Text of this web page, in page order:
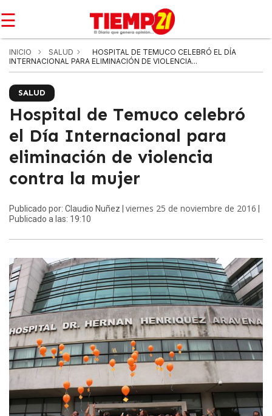
☰
INICIO SALUD
HOSPITAL DE TEMUCO CELEBRÓ EL DÍA
INTERNACIONAL PARA ELIMINACIÓN DE VIOLENCIA...
SALUD
Hospital de Temuco celebró
el Día Internacional para
eliminación de violencia
contra la mujer
Publicado por: Claudio Nuñez | viernes 25 de noviembre de 2016
Publicado a las: 19:10